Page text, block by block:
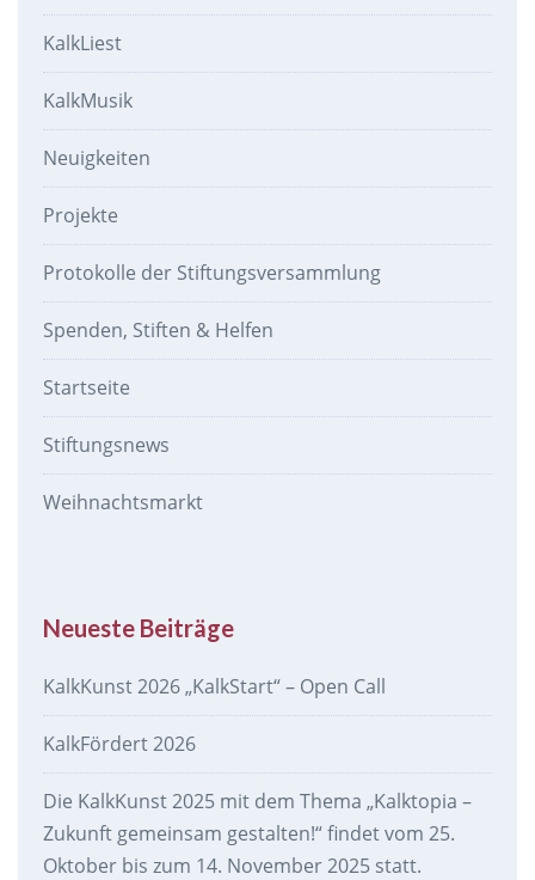
KalkLiest
KalkMusik
Neuigkeiten
Projekte
Protokolle der Stiftungsversammlung
Spenden, Stiften & Helfen
Startseite
Stiftungsnews
Weihnachtsmarkt
Neueste Beiträge
KalkKunst 2026 „KalkStart“ – Open Call
KalkFördert 2026
Die KalkKunst 2025 mit dem Thema „Kalktopia –
Zukunft gemeinsam gestalten!“ findet vom 25.
Oktober bis zum 14. November 2025 statt.